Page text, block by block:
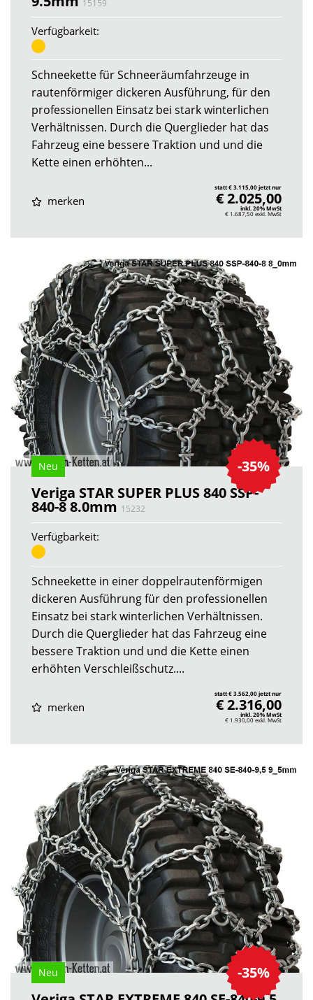
15159
Verfügbarkeit:
Schneekette für Schneeräumfahrzeuge in
rautenförmiger dickeren Ausführung, für den
professionellen Einsatz bei stark winterlichen
Verhältnissen. Durch die Querglieder hat das
Fahrzeug eine bessere Traktion und und die
Kette einen erhöhten...
merken
statt € 3.115,00 jetzt nur
€ 2.025,00
inkl. 20% MwSt
€ 1.687,50exkl. MwSt
-35%
Neu
Veriga STAR SUPER PLUS 840 SSP-
840-8 8.0mm 15232
Verfügbarkeit:
Schneekette in einer doppelrautenförmigen
dickeren Ausführung für den professionellen
Einsatz bei stark winterlichen Verhältnissen.
Durch die Querglieder hat das Fahrzeug eine
bessere Traktion und und die Kette einen
erhöhten Verschleißschutz....
merken
statt € 3.562,00 jetzt nur
€ 2.316,00
inkl. 20% MwSt
€ 1.930,00exkl. MwSt
-35%
Neu